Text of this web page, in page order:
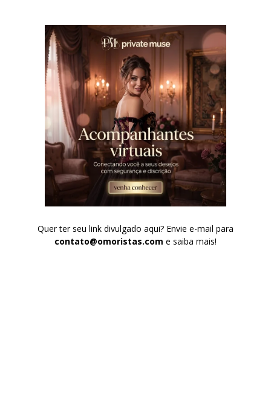
Quer ter seu link divulgado aqui? Envie e-mail para
contato@omoristas.com e saiba mais!